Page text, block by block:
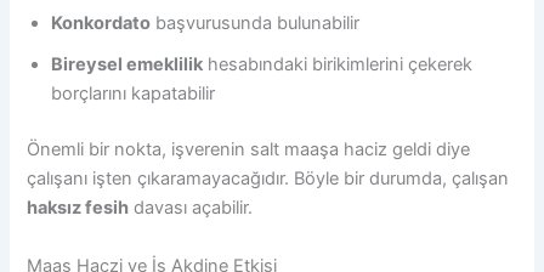
Konkordato başvurusunda bulunabilir
Bireysel emeklilik hesabındaki birikimlerini çekerek
borçlarını kapatabilir
Önemli bir nokta, işverenin salt maaşa haciz geldi diye
çalışanı işten çıkaramayacağıdır. Böyle bir durumda, çalışan
haksız fesih davası açabilir.
Maaş Haczi ve İş Akdine Etkisi